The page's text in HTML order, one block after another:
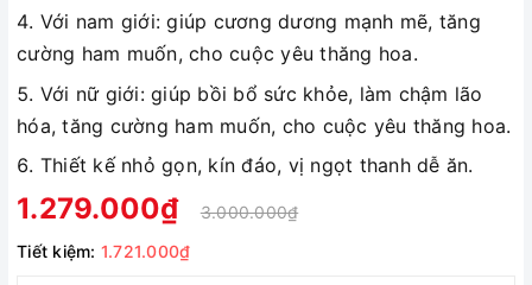
Với nam giới: giúp cương dương mạnh mẽ, tăng
cường ham muốn, cho cuộc yêu thăng hoa.
Với nữ giới: giúp bồi bổ sức khỏe, làm chậm lão
hóa, tăng cường ham muốn, cho cuộc yêu thăng hoa.
Thiết kế nhỏ gọn, kín đáo, vị ngọt thanh dễ ăn.
1.279.000₫
3.000.000₫
Tiết kiệm: 1.721.000₫